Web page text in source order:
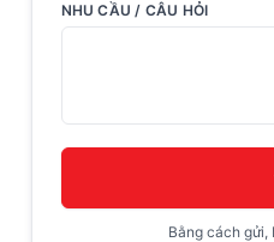
NHU CẦU / CÂU HỎI
Bằng cách gửi,